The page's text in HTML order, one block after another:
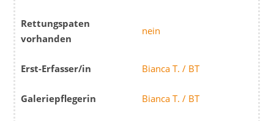
Rettungspaten
vorhanden
nein
Erst-Erfasser/in Bianca T. / BT
Galeriepflegerin Bianca T. / BT